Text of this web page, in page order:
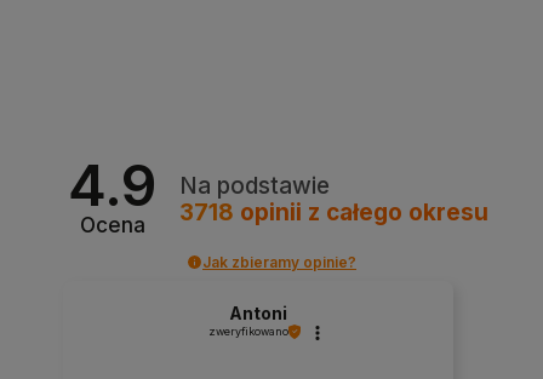
4.9
Ocena
Na podstawie
3718 opinii z całego okresu
Jak zbieramy opinie?
Antoni
zweryfikowano